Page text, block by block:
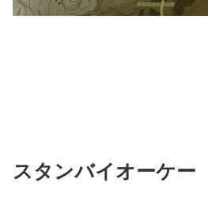
スタンバイオーケー